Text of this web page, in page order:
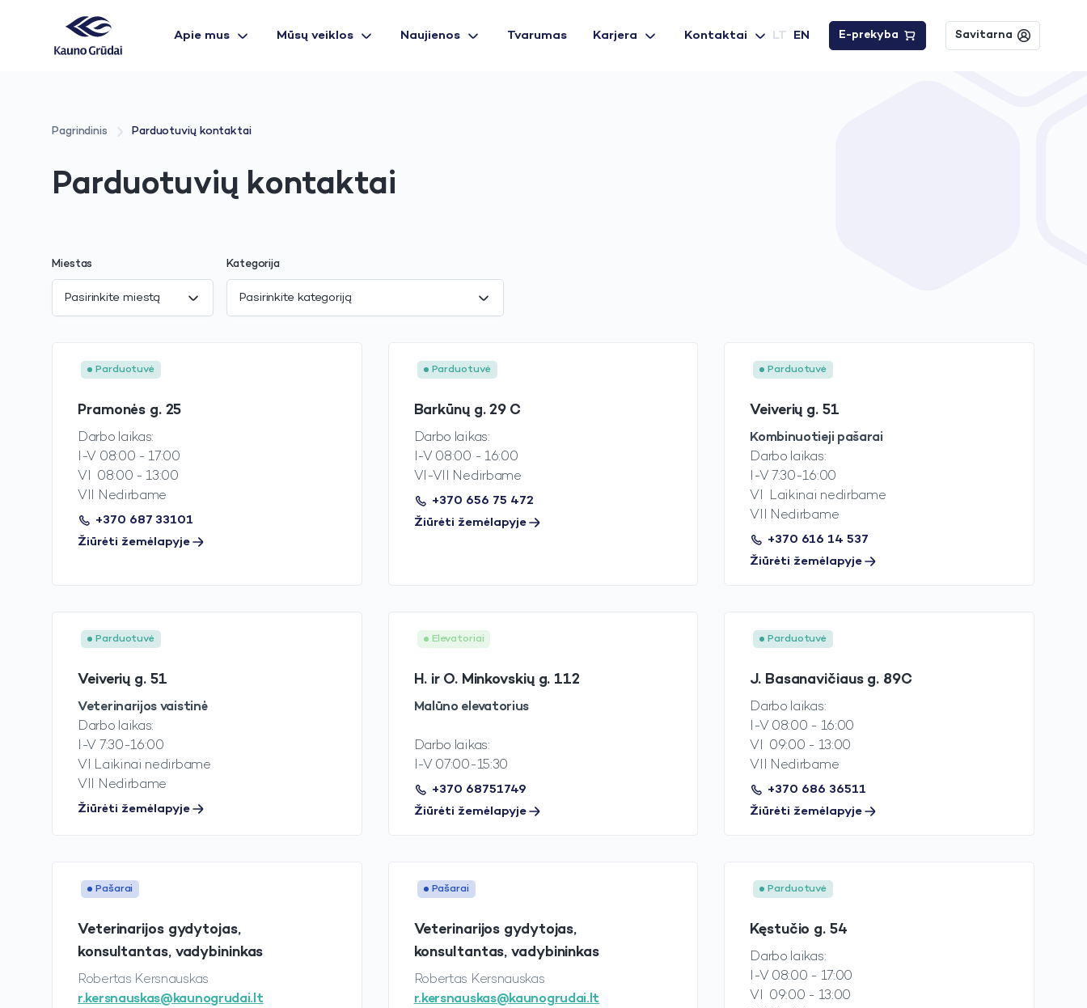
Apie mus Mūsų veiklos Naujienos Tvarumas Karjera Kontaktai LT EN E-prekyba Savitarna
Pagrindinis Parduotuvių kontaktai
Parduotuvių kontaktai
Miestas
Pasirinkite miestą
Kategorija
Pasirinkite kategoriją
Parduotuvė
Pramonės g. 25
Darbo laikas:
I-V 08:00 - 17:00
VI 08:00 - 13:00
VII Nedirbame
+370 687 33101
Žiūrėti žemėlapyje
Parduotuvė
Barkūnų g. 29 C
Darbo laikas:
I-V 08:00 - 16:00
VI-VII Nedirbame
+370 656 75 472
Žiūrėti žemėlapyje
Parduotuvė
Veiverių g. 51
Kombinuotieji pašarai
Darbo laikas:
I-V 7:30-16:00
VI Laikinai nedirbame
VII Nedirbame
+370 616 14 537
Žiūrėti žemėlapyje
Parduotuvė
Veiverių g. 51
Veterinarijos vaistinė
Darbo laikas:
I-V 7:30-16:00
VI Laikinai nedirbame
VII Nedirbame
Žiūrėti žemėlapyje
Elevatoriai
H. ir O. Minkovskių g. 112
Malūno elevatorius
Darbo laikas:
I-V 07:00-15:30
+370 68751749
Žiūrėti žemėlapyje
Parduotuvė
J. Basanavičiaus g. 89C
Darbo laikas:
I-V 08:00 - 16:00
VI 09:00 - 13:00
VII Nedirbame
+370 686 36511
Žiūrėti žemėlapyje
Pašarai
Veterinarijos gydytojas,
konsultantas, vadybininkas
Robertas Kersnauskas
r.kersnauskas@kaunogrudai.lt
Pašarai
Veterinarijos gydytojas,
konsultantas, vadybininkas
Robertas Kersnauskas
r.kersnauskas@kaunogrudai.lt
Parduotuvė
Kęstučio g. 54
Darbo laikas:
I-V 08:00 - 17:00
VI 09:00 - 13:00